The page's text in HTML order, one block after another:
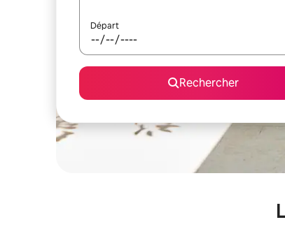
Départ
Rechercher